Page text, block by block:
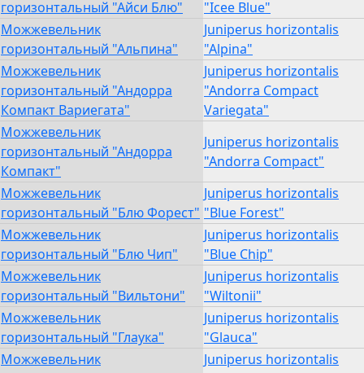
горизонтальный "Айси Блю"
"Icee Blue"
Можжевельник
горизонтальный "Альпина"
Juniperus horizontalis
"Alpina"
Можжевельник
горизонтальный "Андорра
Компакт Вариегата"
Juniperus horizontalis
"Andorra Compact
Variegata"
Можжевельник
горизонтальный "Андорра
Компакт"
Juniperus horizontalis
"Andorra Compact"
Можжевельник
горизонтальный "Блю Форест"
Juniperus horizontalis
"Blue Forest"
Можжевельник
горизонтальный "Блю Чип"
Juniperus horizontalis
"Blue Chip"
Можжевельник
горизонтальный "Вильтони"
Juniperus horizontalis
"Wiltonii"
Можжевельник
горизонтальный "Глаука"
Juniperus horizontalis
"Glauca"
Можжевельник
Juniperus horizontalis